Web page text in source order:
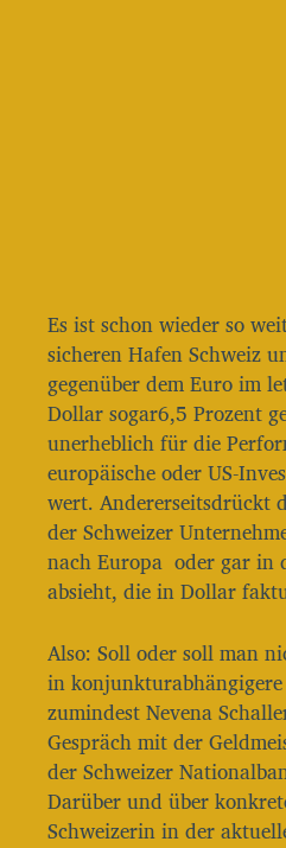
Es ist schon wieder so
sicheren Hafen Schweiz
gegenüber dem Euro im
Dollar sogar6,5 Prozent
unerheblich für die
europäische oder US-
wert. Andererseitsdrückt
der Schweizer
nach Europa oder gar in
absieht, die in Dollar
Also: Soll oder soll man
in
zumindest Nevena
Gespräch mit der
der Schweizer
Darüber und über
Schweizerin in der